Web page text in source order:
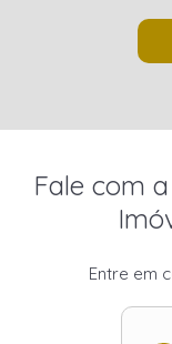
Fale com
Entre em